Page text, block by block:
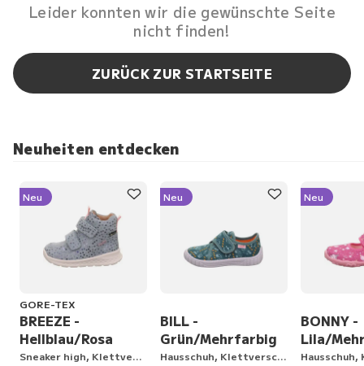
Leider konnten wir die gewünschte Seite
nicht finden!
ZURÜCK ZUR STARTSEITE
Neuheiten entdecken
Neu
GORE-TEX
BREEZE -
Hellblau/Rosa
Sneaker high, Klettverschluss
Neu
BILL -
Grün/Mehrfarbig
Hausschuh, Klettverschluss
Neu
BONNY -
Lila/